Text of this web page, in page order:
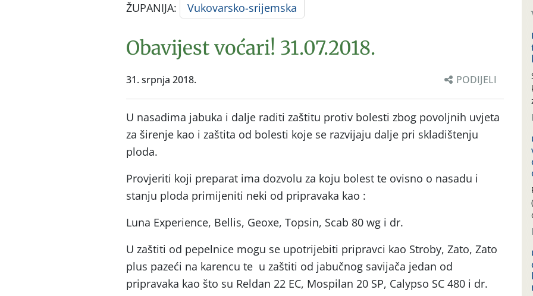
ŽUPANIJA: Vukovarsko-srijemska
Obavijest voćari! 31.07.2018.
31. srpnja 2018. PODIJELI
U nasadima jabuka i dalje raditi zaštitu protiv bolesti zbog povoljnih uvjeta
za širenje kao i zaštita od bolesti koje se razvijaju dalje pri skladištenju
ploda.
Provjeriti koji preparat ima dozvolu za koju bolest te ovisno o nasadu i
stanju ploda primijeniti neki od pripravaka kao :
Luna Experience, Bellis, Geoxe, Topsin, Scab 80 wg i dr.
U zaštiti od pepelnice mogu se upotrijebiti pripravci kao Stroby, Zato, Zato
plus pazeći na karencu te u zaštiti od jabučnog savijača jedan od
pripravaka kao što su Reldan 22 EC, Mospilan 20 SP, Calypso SC 480 i dr.